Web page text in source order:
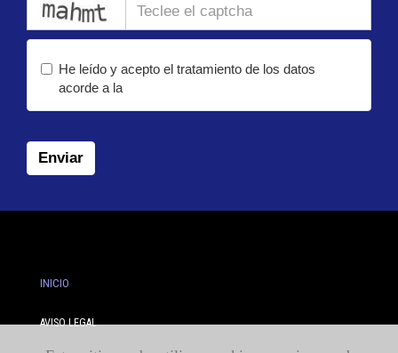
He leído y acepto el tratamiento de los datos
acorde a la
Enviar
INICIO
AVISO LEGAL